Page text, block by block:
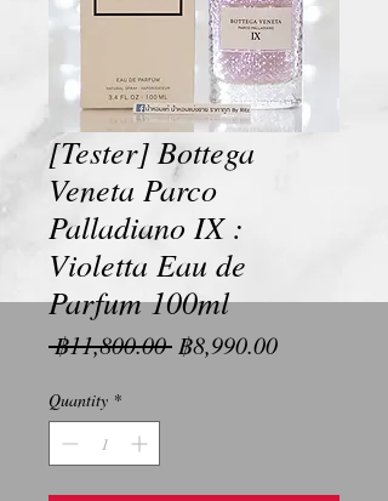
[Tester] Bottega
Veneta Parco
Palladiano IX :
Violetta Eau de
Parfum 100ml
฿11,800.00 Regular
฿8,990.00Sale
Quantity *